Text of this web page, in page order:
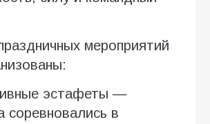
мероприятий
эстафеты —
соревновались в